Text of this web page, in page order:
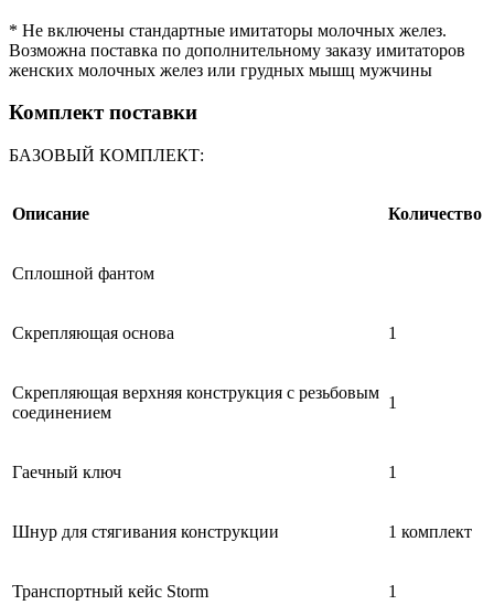
* Не включены стандартные имитаторы молочных желез.
Возможна поставка по дополнительному заказу имитаторов
женских молочных желез или грудных мышц мужчины
Комплект поставки
БАЗОВЫЙ КОМПЛЕКТ:
Описание Количество
Сплошной фантом
Скрепляющая основа 1
Скрепляющая верхняя конструкция с резьбовым
соединением
1
Гаечный ключ 1
Шнур для стягивания конструкции 1 комплект
Транспортный кейс Storm 1